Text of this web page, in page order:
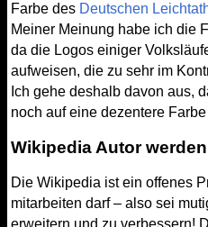
Farbe des Deutschen
Meiner Meinung habe ich die
da die Logos einiger
aufweisen, die zu sehr im
Ich gehe deshalb davon aus,
noch auf eine dezentere
Wikipedia Autor werden
Die Wikipedia ist ein offenes
mitarbeiten darf – also sei
erweitern und zu verbessern!